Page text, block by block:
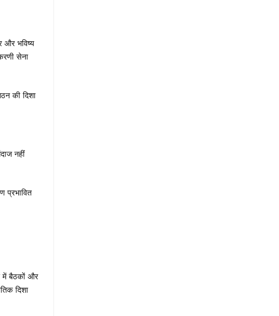
और भविष्य
सेना
की दिशा
नहीं
प्रभावित
में बैठकों और
दिशा